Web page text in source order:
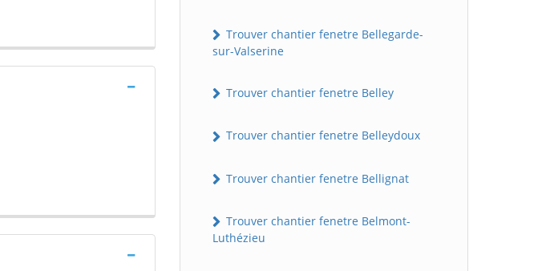
Trouver chantier fenetre Bellegarde-
sur-Valserine
Trouver chantier fenetre Belley
Trouver chantier fenetre Belleydoux
Trouver chantier fenetre Bellignat
Trouver chantier fenetre Belmont-
Luthézieu